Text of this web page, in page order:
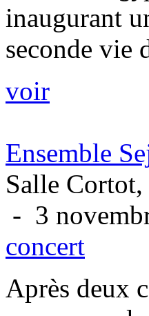
inaugurant
seconde vie
voir
Ensemble
Salle Cortot,
- 3
concert
Après deux